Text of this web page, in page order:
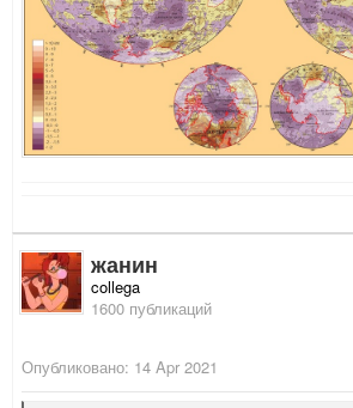
жанин
collega
1600 публикаций
Опубликовано: 14 Apr 2021